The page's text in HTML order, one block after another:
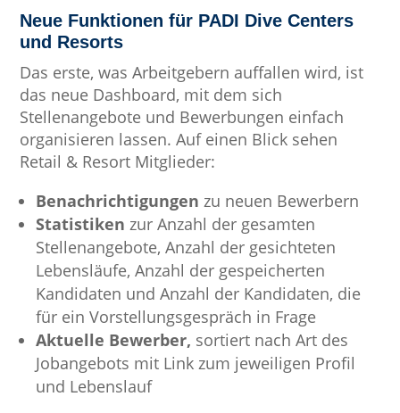
Neue Funktionen für PADI Dive Centers
und Resorts
Das erste, was Arbeitgebern auffallen wird, ist
das neue Dashboard, mit dem sich
Stellenangebote und Bewerbungen einfach
organisieren lassen. Auf einen Blick sehen
Retail & Resort Mitglieder:
Benachrichtigungen zu neuen Bewerbern
Statistiken zur Anzahl der gesamten
Stellenangebote, Anzahl der gesichteten
Lebensläufe, Anzahl der gespeicherten
Kandidaten und Anzahl der Kandidaten, die
für ein Vorstellungsgespräch in Frage
Aktuelle Bewerber, sortiert nach Art des
Jobangebots mit Link zum jeweiligen Profil
und Lebenslauf